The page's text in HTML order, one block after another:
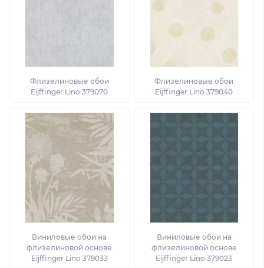
Флизелиновые обои
Eijffinger Lino 379070
Флизелиновые обои
Eijffinger Lino 379040
Виниловые обои на
флизелиновой основе
Eijffinger Lino 379033
Виниловые обои на
флизелиновой основе
Eijffinger Lino 379023